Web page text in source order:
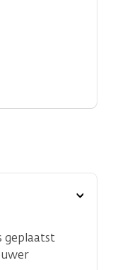
geplaatst
Toon